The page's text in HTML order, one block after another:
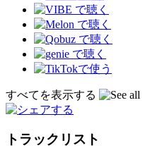
すべてを表示する
トラックリスト